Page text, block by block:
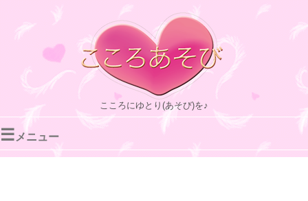
こころにゆとり(あそび)を♪
☰ メニュー